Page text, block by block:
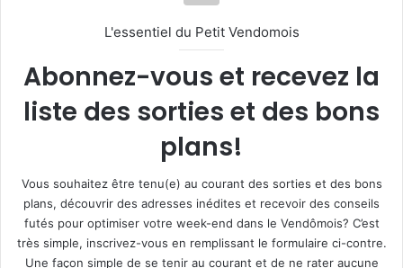
L'essentiel du Petit Vendomois
Abonnez-vous et recevez la
liste des sorties et des bons
plans!
Vous souhaitez être tenu(e) au courant des sorties et des bons
plans, découvrir des adresses inédites et recevoir des conseils
futés pour optimiser votre week-end dans le Vendômois? C’est
très simple, inscrivez-vous en remplissant le formulaire ci-contre.
Une façon simple de se tenir au courant et de ne rater aucune